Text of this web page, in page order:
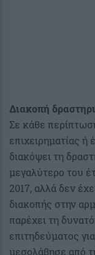
Διακοπή
Σε κάθε
επιχειρηματίας ή
διακόψει τη
μεγαλύτερο του
2017, αλλά δεν
διακοπής στην
παρέχει τη
επιτηδεύματος
μεσολάβησε από